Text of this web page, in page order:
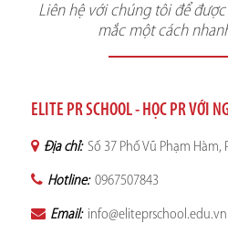
Liên hệ với chúng tôi để
mắc một cách
ELITE PR SCHOOL - HỌC PR VỚI
Địa chỉ: Số 37 Phố Vũ Phạm Hàm,
Hotline: 0967507843
Email: info@eliteprschool.edu.vn